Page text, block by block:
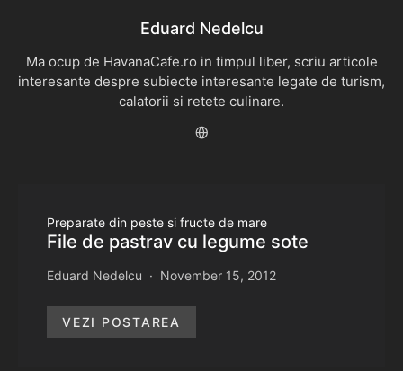
Eduard Nedelcu
Ma ocup de HavanaCafe.ro in timpul liber, scriu articole
interesante despre subiecte interesante legate de turism,
calatorii si retete culinare.
Preparate din peste si fructe de mare
File de pastrav cu legume sote
Eduard Nedelcu November 15, 2012
VEZI POSTAREA